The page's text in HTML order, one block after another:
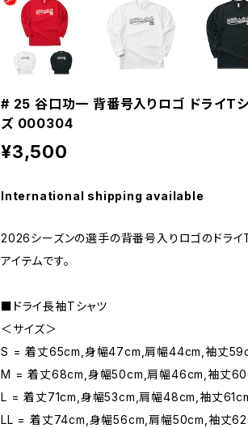
# 25 谷口功一 背番号入りロゴ ドライT
ズ 000304
¥3,500
International shipping available
2026シーズンの選手の背番号入りロゴのドライ
アイテムです。
■ドライ長袖Tシャツ
＜サイズ＞
S = 着丈65cm,身幅47cm,肩幅44cm,袖丈
M = 着丈68cm,身幅50cm,肩幅46cm,袖丈
L = 着丈71cm,身幅53cm,肩幅48cm,袖丈
LL = 着丈74cm,身幅56cm,肩幅50cm,袖丈